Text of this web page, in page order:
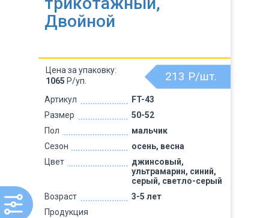
Двойной
Артикул
FT-43
Размер
50-52
Пол
мальчик
Сезон
осень, весна
Цвет
джинсовый,
ультрамарин, синий,
серый, светло-серый
Возраст
3-5 лет
Продукция
213 Р/шт.
Цена за упаковку:
1065 Р/уп.